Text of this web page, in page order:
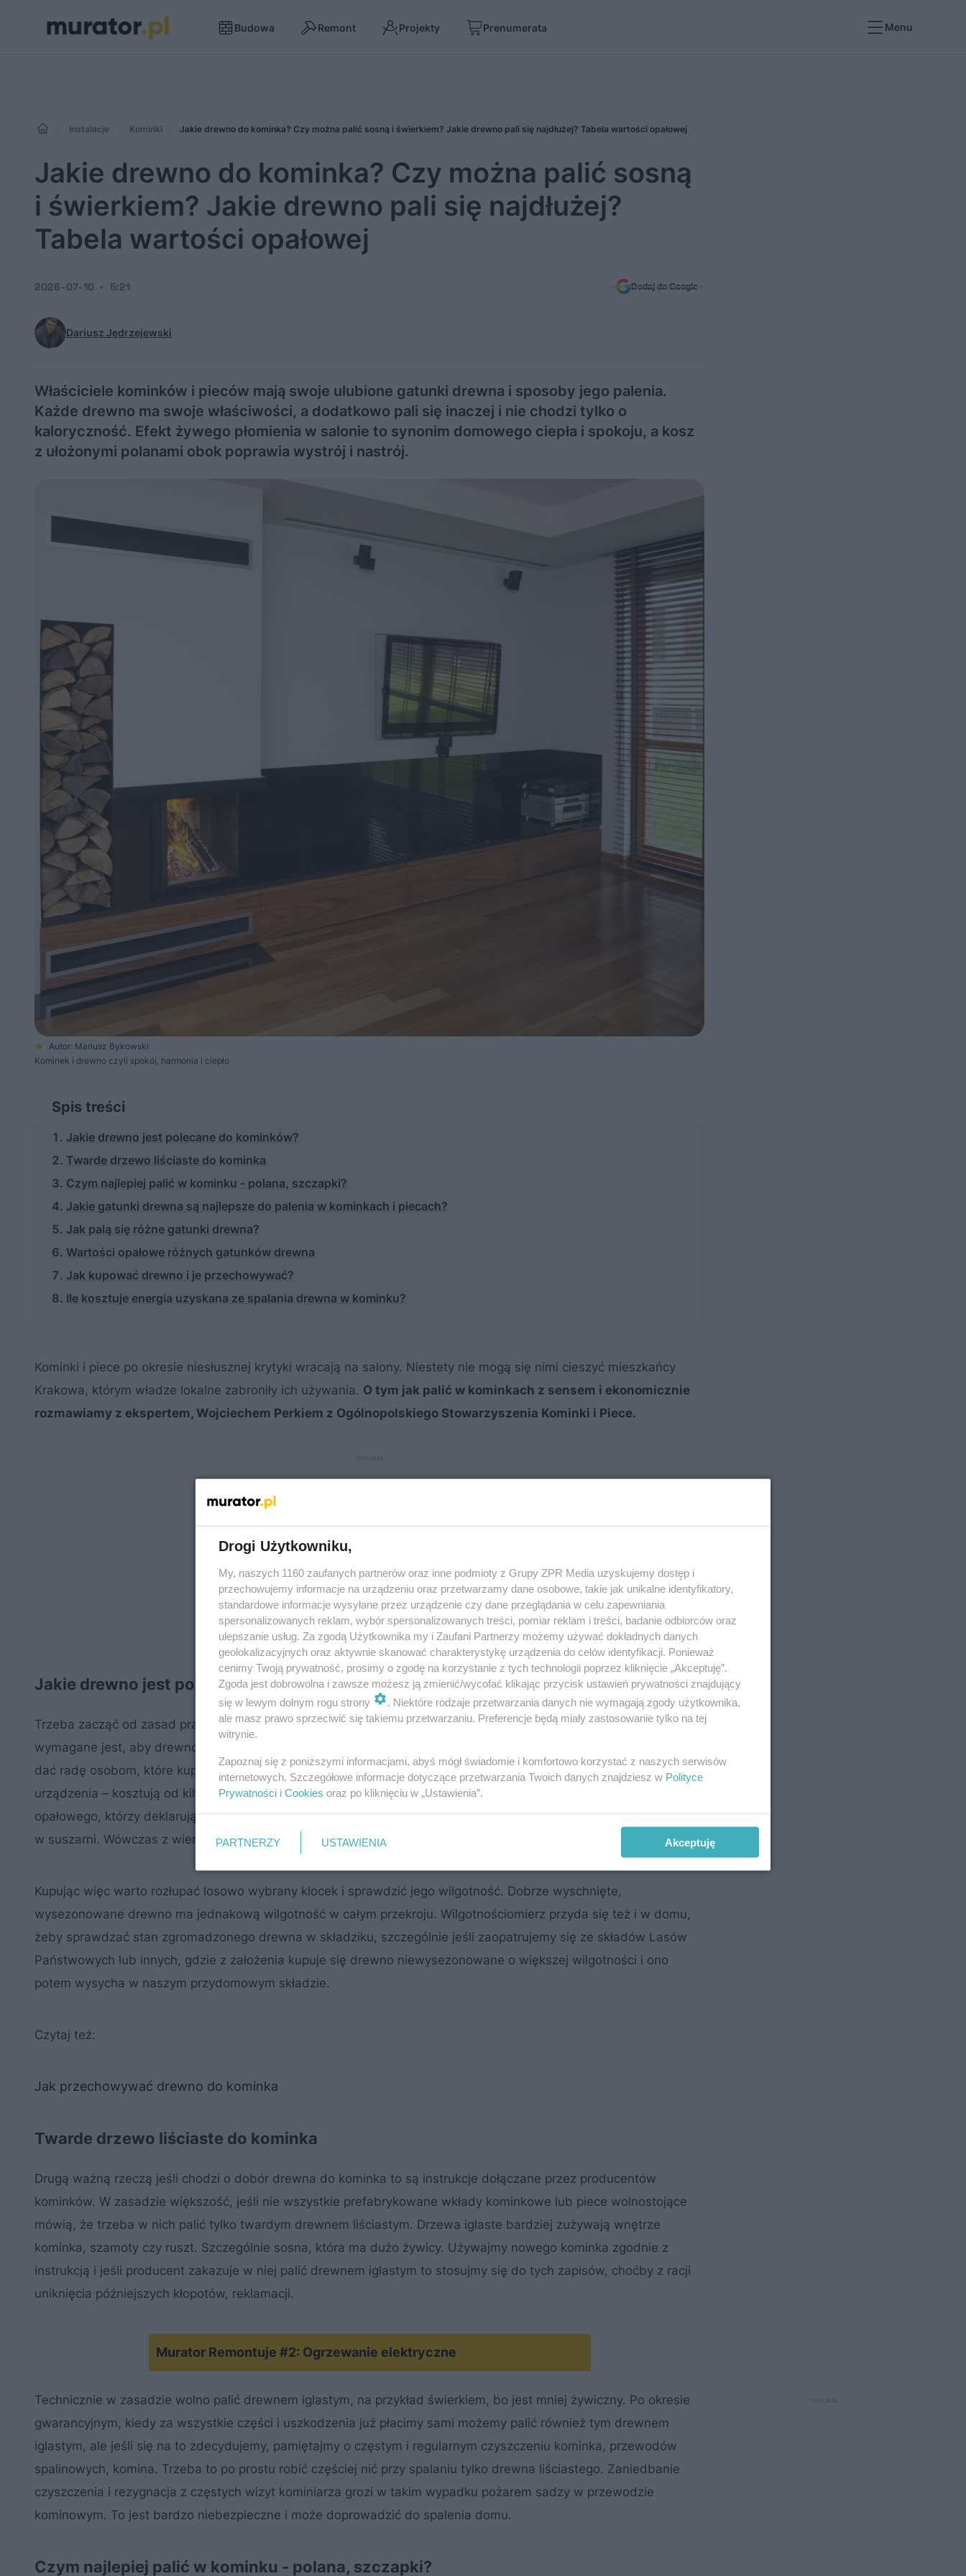
Budowa Remont Projekty Prenumerata Menu
Instalacje Kominki Jakie drewno do kominka? Czy można palić sosną i świerkiem? Jakie drewno pali się najdłużej? Tabela wartości opałowej
Jakie drewno do kominka? Czy można palić sosną
i świerkiem? Jakie drewno pali się najdłużej?
Tabela wartości opałowej
Dariusz Jędrzejewski
2026-07-10 5:21 Dodaj do Google
Właściciele kominków i pieców mają swoje ulubione gatunki drewna i sposoby jego palenia.
Każde drewno ma swoje właściwości, a dodatkowo pali się inaczej i nie chodzi tylko o
kaloryczność. Efekt żywego płomienia w salonie to synonim domowego ciepła i spokoju, a kosz
z ułożonymi polanami obok poprawia wystrój i nastrój.
Autor: Mariusz Bykowski
Kominek i drewno czyli spokój, harmonia i ciepło
Spis treści
Jakie drewno jest polecane do kominków?
Twarde drzewo liściaste do kominka
Czym najlepiej palić w kominku - polana, szczapki?
Jakie gatunki drewna są najlepsze do palenia w kominkach i piecach?
Jak palą się różne gatunki drewna?
Wartości opałowe różnych gatunków drewna
Jak kupować drewno i je przechowywać?
Ile kosztuje energia uzyskana ze spalania drewna w kominku?
Kominki i piece po okresie niesłusznej krytyki wracają na salony. Niestety nie mogą się nimi cieszyć mieszkańcy
Krakowa, którym władze lokalne zabroniły ich używania. O tym jak palić w kominkach z sensem i ekonomicznie
rozmawiamy z ekspertem, Wojciechem Perkiem z Ogólnopolskiego Stowarzyszenia Kominki i Piece.
Jakie drewno jest polecane do kominków?
Trzeba zacząć od zasad prawnych i zaleceń producentów. W miejscach gdzie obowiązują przepisy antysmogowe
wymagane jest, aby drewno miało wilgotność poniżej 20%. To podstawowy wymóg. W tym miejscu mogę od razu
dać radę osobom, które kupują drewno na opał, aby zaopatrzyły się w wilgotnościomierz. To nie są drogie
urządzenia – kosztują od kilkudziesięciu do stukilkudziesieciu złotych. Zdarza się bowiem, że dystrybutorzy drewna
opałowego, którzy deklarują, że ich towar ma właściwą wilgotność w celu szybszej sprzedaży podsuszają drewno
w suszarni. Wówczas z wierzchu uzyskuje ono tę wymaganą wartość, ale w środku jest wilgotne.
Kupując więc warto rozłupać losowo wybrany klocek i sprawdzić jego wilgotność. Dobrze wyschnięte,
wysezonowane drewno ma jednakową wilgotność w całym przekroju. Wilgotnościomierz przyda się też i w domu,
żeby sprawdzać stan zgromadzonego drewna w składziku, szczególnie jeśli zaopatrujemy się ze składów Lasów
Państwowych lub innych, gdzie z założenia kupuje się drewno niewysezonowane o większej wilgotności i ono
potem wysycha w naszym przydomowym składzie.
Czytaj też:
Jak przechowywać drewno do kominka
Twarde drzewo liściaste do kominka
Drugą ważną rzeczą jeśli chodzi o dobór drewna do kominka to są instrukcje dołączane przez producentów
kominków. W zasadzie większość, jeśli nie wszystkie prefabrykowane wkłady kominkowe lub piece wolnostojące
mówią, że trzeba w nich palić tylko twardym drewnem liściastym. Drzewa iglaste bardziej zużywają wnętrze
kominka, szamoty czy ruszt. Szczególnie sosna, która ma dużo żywicy. Używajmy nowego kominka zgodnie z
instrukcją i jeśli producent zakazuje w niej palić drewnem iglastym to stosujmy się do tych zapisów, choćby z racji
uniknięcia późniejszych kłopotów, reklamacji.
Murator Remontuje #2: Ogrzewanie elektryczne
Technicznie w zasadzie wolno palić drewnem iglastym, na przykład świerkiem, bo jest mniej żywiczny. Po okresie
gwarancyjnym, kiedy za wszystkie części i uszkodzenia już płacimy sami możemy palić również tym drewnem
iglastym, ale jeśli się na to zdecydujemy, pamiętajmy o częstym i regularnym czyszczeniu kominka, przewodów
spalinowych, komina. Trzeba to po prostu robić częściej nić przy spalaniu tylko drewna liściastego. Zaniedbanie
czyszczenia i rezygnacja z częstych wizyt kominiarza grozi w takim wypadku pożarem sadzy w przewodzie
kominowym. To jest bardzo niebezpieczne i może doprowadzić do spalenia domu.
Czym najlepiej palić w kominku - polana, szczapki?
Drogi Użytkowniku,
My, naszych 1160 zaufanych partnerów oraz inne podmioty z Grupy ZPR Media uzyskujemy dostęp i
przechowujemy informacje na urządzeniu oraz przetwarzamy dane osobowe, takie jak unikalne identyfikatory,
standardowe informacje wysyłane przez urządzenie czy dane przeglądania w celu zapewniania
spersonalizowanych reklam, wybór spersonalizowanych treści, pomiar reklam i treści, badanie odbiorców oraz
ulepszanie usług. Za zgodą Użytkownika my i Zaufani Partnerzy możemy używać dokładnych danych
geolokalizacyjnych oraz aktywnie skanować charakterystykę urządzenia do celów identyfikacji. Ponieważ
cenimy Twoją prywatność, prosimy o zgodę na korzystanie z tych technologii poprzez kliknięcie „Akceptuję”.
Zgoda jest dobrowolna i zawsze możesz ją zmienić/wycofać klikając przycisk ustawień prywatności znajdujący
się w lewym dolnym rogu strony
. Niektóre rodzaje przetwarzania danych nie wymagają zgody użytkownika,
ale masz prawo sprzeciwić się takiemu przetwarzaniu. Preferencje będą miały zastosowanie tylko na tej
witrynie.
Zapoznaj się z poniższymi informacjami, abyś mógł świadomie i komfortowo korzystać z naszych serwisów
internetowych. Szczegółowe informacje dotyczące przetwarzania Twoich danych znajdziesz w Polityce
Prywatności i Cookies oraz po kliknięciu w „Ustawienia”.
PARTNERZY USTAWIENIA Akceptuję